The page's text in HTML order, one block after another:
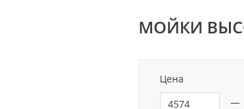
МОЙКИ
Цена
—